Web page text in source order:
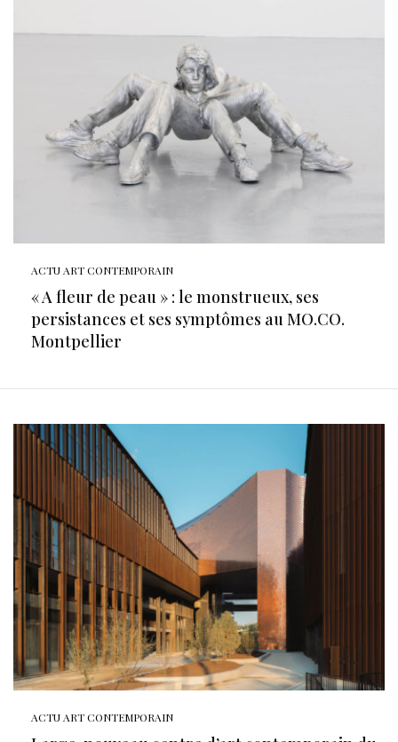
ACTU ART CONTEMPORAIN
« A fleur de peau » : le monstrueux, ses
persistances et ses symptômes au MO.CO.
Montpellier
ACTU ART CONTEMPORAIN